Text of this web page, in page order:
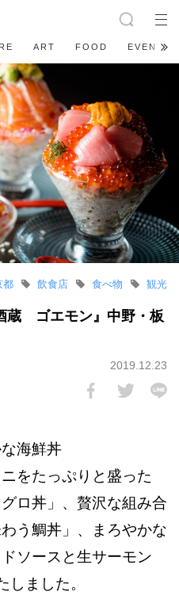
ART FOOD EVENT
都 観光
食べ物
飲食店
蔵 ゴエモン』中野・板
2019.12.23
海鮮丼
をたっぷりと盛った
ロ丼」、贅沢な組み合
う鯛丼」、まろやかな
ソースと生サーモン
しました。